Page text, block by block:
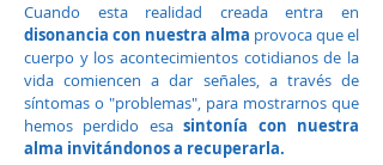
Cuando esta realidad creada entra en
disonancia con nuestra alma provoca que el
cuerpo y los acontecimientos cotidianos de la
vida comiencen a dar señales, a través de
síntomas o "problemas", para mostrarnos que
hemos perdido esasintonía con nuestra
alma invitándonos a recuperarla.